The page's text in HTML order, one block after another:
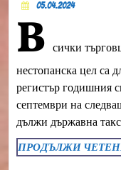
05.04.2024
В
сички
нестопанска цел са
регистър годишния
септември на
дължи държавна
ПРОДЪЛЖИ